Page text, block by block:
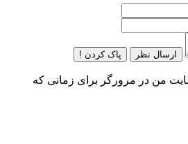
ارسال نظر پاک کردن !
من در مرورگر برای زمانی که